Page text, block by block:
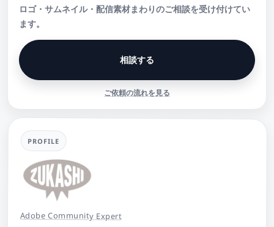
ロゴ・サムネイル・配信素材まわりのご相談を受け付けてい
ます。
相談する
ご依頼の流れを見る
PROFILE
Adobe Community Expert